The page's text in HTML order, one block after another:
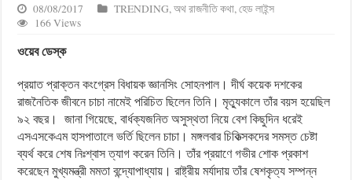
08/08/2017 TRENDING,অথ রাজনীতি কথা,হেড লাইন্স
166 Views
ওয়েব ডেস্ক
প্রয়াত প্রাক্তন কংগ্রেস ‌বিধায়ক জ্ঞানসিং সোহনপাল। দীর্ঘ কয়েক দশকের
রাজনৈতিক জীবনে চাচা নামেই পরিচিত ছিলেন তিনি। মৃত্যুকালে তাঁর বয়স হয়েছিল
৯২ বছর। জানা গিয়েছে, ‌বার্ধক্যজনিত অসুস্থতা নিয়ে ‌বেশ কিছুদিন ধরেই
এসএসকেএম হাসপাতালে ভর্তি ছিলেন চাচা। মঙ্গলবার চিকিত্সকদের সমস্ত চেষ্টা
‌‌ব্যর্থ করে শেষ নিঃশ্বাস ত্যাগ করেন তিনি। তাঁর প্রয়াণে গভীর শোক প্রকাশ
করেছেন মুখ্যমন্ত্রী মমতা বন্দ্যোপাধ্যায়। রাষ্ট্রীয় মর্যাদায় তাঁর ষেশকৃত্য সম্পন্ন